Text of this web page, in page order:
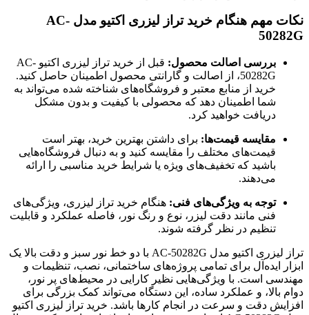
نکات مهم هنگام خرید تراز لیزری اکتیو مدل AC-
50282G
بررسی اصالت محصول:
قبل از خرید تراز لیزری اکتیو AC-
50282G، از اصالت و گارانتی محصول اطمینان حاصل کنید.
خرید از منابع معتبر و فروشگاه‌های شناخته شده می‌تواند به
شما اطمینان دهد که محصولی با کیفیت و بدون مشکل
دریافت خواهید کرد.
مقایسه قیمت‌ها: برای داشتن بهترین خرید، بهتر است
قیمت‌های مختلف را مقایسه کنید و به دنبال فروشگاه‌هایی
باشید که تخفیف‌های ویژه یا شرایط خرید مناسبی را ارائه
می‌دهند.
توجه به ویژگی‌های فنی: هنگام خرید تراز لیزری، ویژگی‌های
فنی مانند دقت لیزر، نوع و رنگ نور، فاصله عملکرد و قابلیت
تنظیم در نظر گرفته شوند.
تراز لیزری اکتیو مدل AC-50282G با دو خط نور سبز و دقت بالا یک
ابزار ایده‌آل برای تمامی پروژه‌های ساختمانی، نصب، تنظیمات و
مهندسی است. با ویژگی‌هایی نظیر کارایی در محیط‌های پر نور،
دوام بالا، و عملکرد ساده، این دستگاه می‌تواند کمک بزرگی برای
افزایش دقت و سرعت در انجام کارها باشد. خرید تراز لیزری اکتیو